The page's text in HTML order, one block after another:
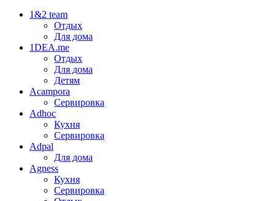
1&2 team
Отдых
Для дома
1DEA.me
Отдых
Для дома
Детям
Acampora
Сервировка
Adhoc
Кухня
Сервировка
Adpal
Для дома
Agness
Кухня
Сервировка